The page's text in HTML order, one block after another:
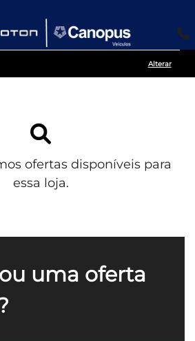
Alterar
ofertas disponíveis para
essa loja.
uma oferta